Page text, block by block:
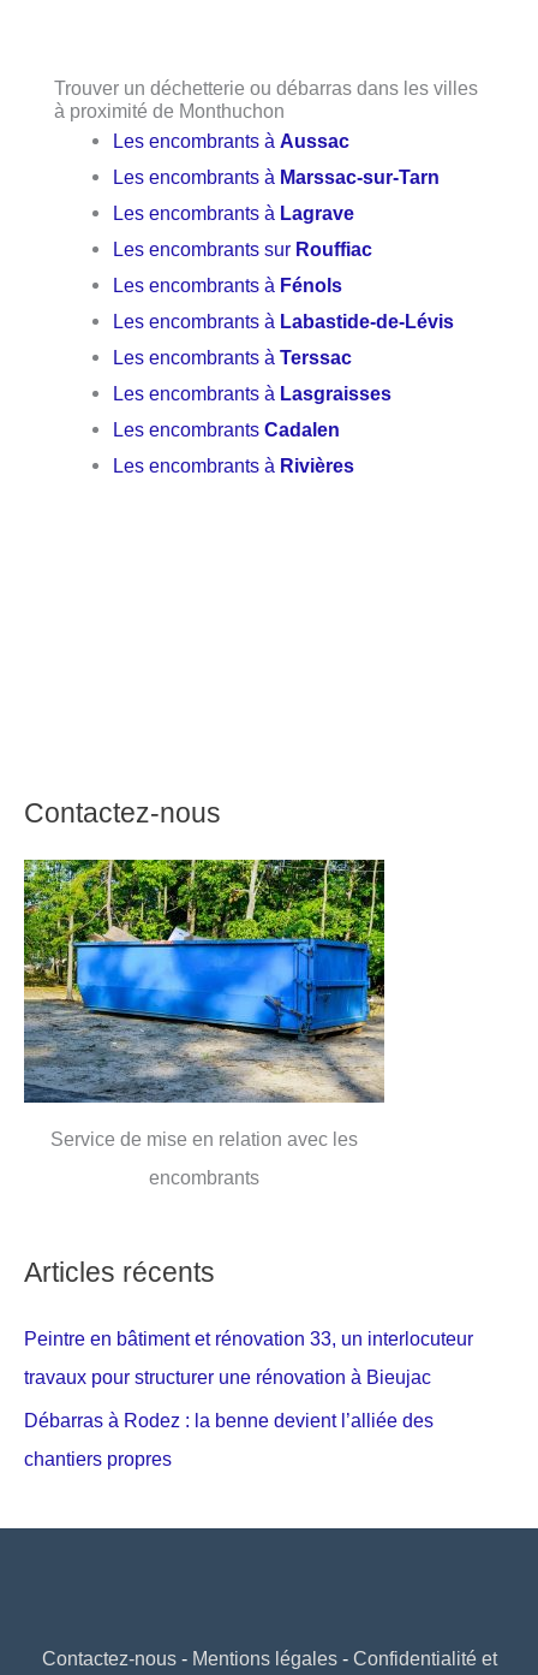
Trouver un déchetterie ou débarras dans les villes
à proximité de Monthuchon
Les encombrants àAussac
Les encombrants à Marssac-sur-Tarn
Les encombrants à Lagrave
Les encombrants sur Rouffiac
Les encombrants à Fénols
Les encombrants à Labastide-de-Lévis
Les encombrants àTerssac
Les encombrants à Lasgraisses
Les encombrantsCadalen
Les encombrants à Rivières
Contactez-nous
Service de mise en relation avec les
encombrants
Articles récents
Peintre en bâtiment et rénovation 33, un interlocuteur
travaux pour structurer une rénovation à Bieujac
Débarras à Rodez : la benne devient l’alliée des
chantiers propres
Contactez-nous- Mentions légales- Confidentialité et